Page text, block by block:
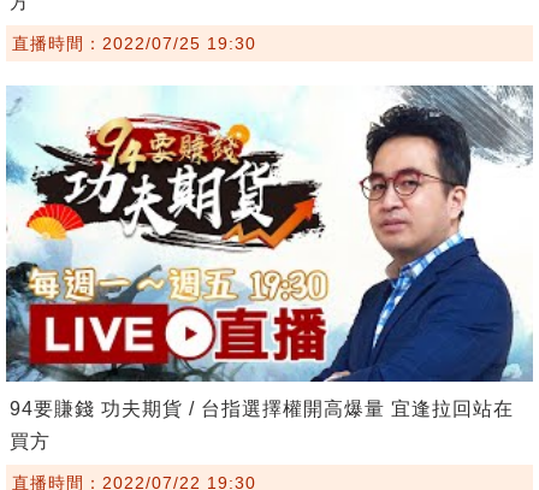
直播時間：2022/07/25 19:30
94要賺錢 功夫期貨 / 台指選擇權開高爆量 宜逢拉回站在
買方
直播時間：2022/07/22 19:30